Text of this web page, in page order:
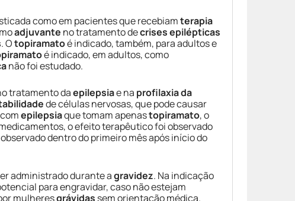
como em pacientes que recebiamterapia
adjuvante no tratamento decrises epilépticas
. Otopiramatoé indicado, também, para adultos e
é indicado, em adultos, como
não foi estudado.
tratamento daepilepsiae na profilaxia da
de células nervosas, que pode causar
epilepsiaque tomam apenastopiramato, o
o efeito terapêutico foi observado
dentro do primeiro mês após início do
administrado durante agravidez. Na indicação
para engravidar, caso não estejam
mulheresgrávidas sem orientação médica.